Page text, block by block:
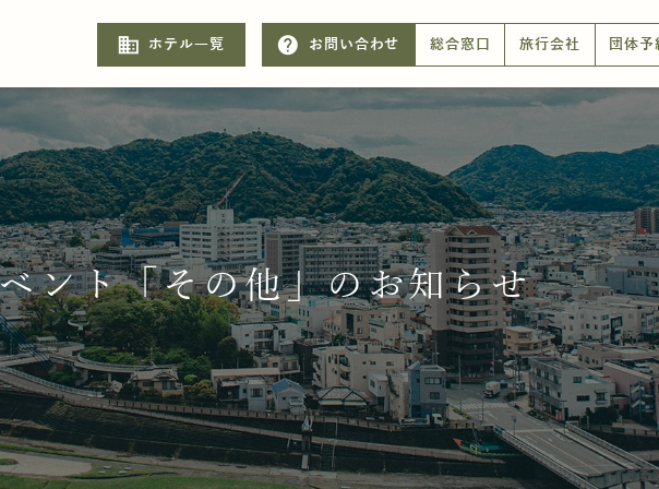
business ホテル一覧 help お問い合わせ 総合窓口 旅行会社 団体予
ント「その他」のお知らせ